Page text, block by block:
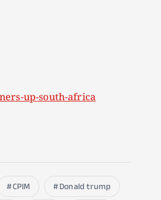
up-south-africa
CPIM
Donald trump